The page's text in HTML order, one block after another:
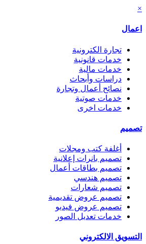
×
اعمال
تجارة الكترونية
خدمات قانونية
خدمات مالية
دراسات وأبحاث
نصائح أعمال وتجارة
خدمات صوتية
خدمات اخرى
تصميم
أغلفة كتب ومجلات
تصميم بانرات إعلانية
تصميم بطاقات أعمال
تصميم هندسي
تصميم شعارات
تصميم عروض تقديمية
تصميم عروض فيديو
خدمات تعديل الصور
التسويق الالكتروني